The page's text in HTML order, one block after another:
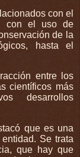
con el
con el uso de
de la
hasta el
entre los
científicos más
desarrollos
que es una
Se trata
que hay que